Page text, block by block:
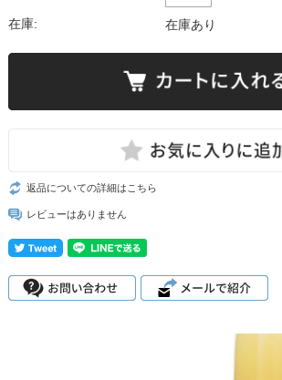
在庫: 在庫あり
返品についての詳細はこちら
レビューはありません